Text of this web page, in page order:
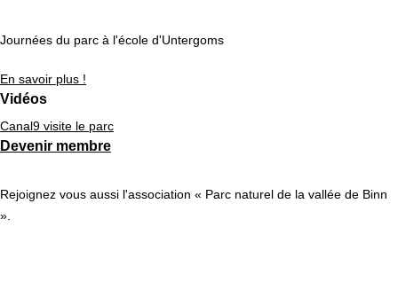
Journées du parc à l'école d'Untergoms
En savoir plus !
Vidéos
Canal9 visite le parc
Devenir membre
Rejoignez vous aussi l'association « Parc naturel de la vallée de Binn
».